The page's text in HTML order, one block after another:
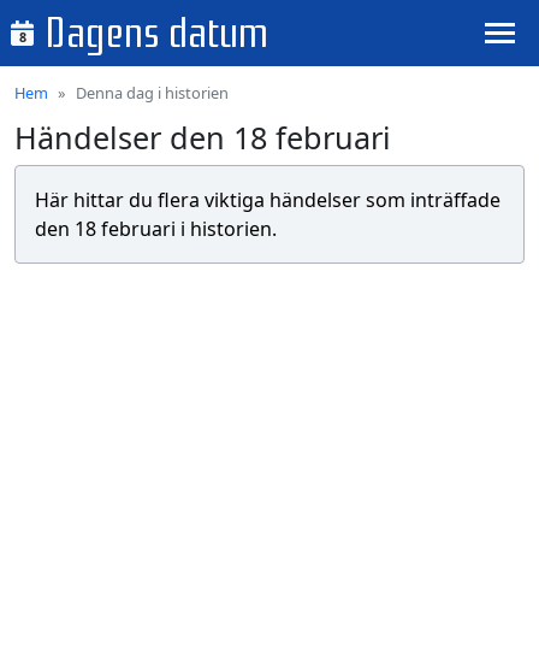
8 Dagens datum
Hem Denna dag i historien
Händelser den 18 februari
Här hittar du flera viktiga händelser som inträffade
den 18 februari i historien.